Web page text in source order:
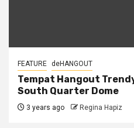
FEATURE deHANGOUT
Tempat Hangout
South Quarter Dome
3 years ago Regina Hapiz